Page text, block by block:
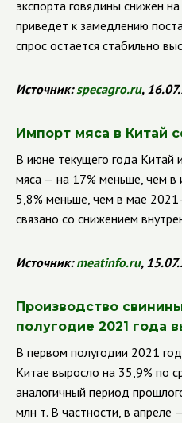
экспорта говядины снижен
приведет к замедлению
спрос остается стабильно
Источник:specagro.ru,
Импорт мяса в Китай
В июне текущего года Китай
мяса — на 17% меньше, чем в
5,8% меньше, чем в мае
связано со снижением
Источник:meatinfo.ru,
Производство
полугодие 2021 года
В первом полугодии 2021
Китае выросло на 35,9% по
аналогичный период
млн т. В частности, в апреле